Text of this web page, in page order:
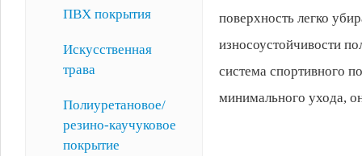
ПВХ покрытия
Искусственная
трава
Полиуретановое/
резино-каучуковое
покрытие
поверхность легко
износоустойчивости
система спортивного
минимального ухода,